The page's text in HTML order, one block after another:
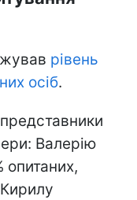
рівень
осіб.
Валерію